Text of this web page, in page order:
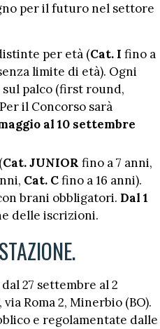
per il futuro nel settore
per età (Cat. I fino a
limite di età). Ogni
palco (first round,
il Concorso sarà
al 10 settembre
Cat. JUNIOR fino a 7 anni,
Cat. Cfino a 16 anni).
brani obbligatori. Dal 1
delle iscrizioni.
27 settembre al 2
Roma 2, Minerbio (BO).
e regolamentate dalle